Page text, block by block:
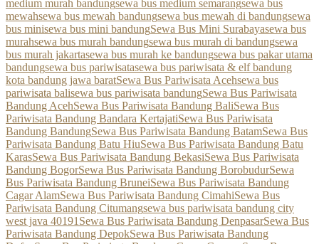
medium murah bandungsewa bus medium semarangsewa bus
mewahsewa bus mewah bandungsewa bus mewah di bandungsewa
bus minisewa bus mini bandungSewa Bus Mini Surabayasewa bus
murahsewa bus murah bandungsewa bus murah di bandungsewa
bus murah jakartasewa bus murah ke bandungsewa bus pakar utama
bandungsewa bus pariwisatasewa bus pariwisata & elf bandung
kota bandung jawa baratSewa Bus Pariwisata Acehsewa bus
pariwisata balisewa bus pariwisata bandungSewa Bus Pariwisata
Bandung AcehSewa Bus Pariwisata Bandung BaliSewa Bus
Pariwisata Bandung Bandara KertajatiSewa Bus Pariwisata
Bandung BandungSewa Bus Pariwisata Bandung BatamSewa Bus
Pariwisata Bandung Batu HiuSewa Bus Pariwisata Bandung Batu
KarasSewa Bus Pariwisata Bandung BekasiSewa Bus Pariwisata
Bandung BogorSewa Bus Pariwisata Bandung BorobudurSewa
Bus Pariwisata Bandung BruneiSewa Bus Pariwisata Bandung
Cagar AlamSewa Bus Pariwisata Bandung CimahiSewa Bus
Pariwisata Bandung Citumangsewa bus pariwisata bandung city
west java 40191Sewa Bus Pariwisata Bandung DenpasarSewa Bus
Pariwisata Bandung DepokSewa Bus Pariwisata Bandung